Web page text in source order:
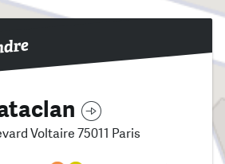
Voltaire 75011 Paris